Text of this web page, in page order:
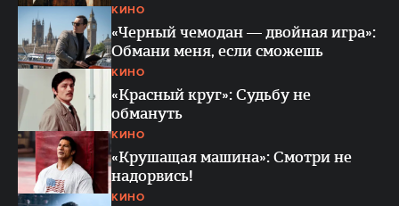
КИНО
«Черный чемодан — двойная игра»:
Обмани меня, если сможешь
КИНО
«Красный круг»: Судьбу не
обмануть
КИНО
«Крушащая машина»: Смотри не
надорвись!
КИНО